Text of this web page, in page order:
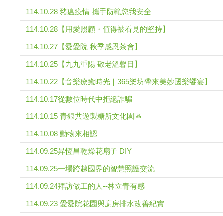
114.10.28 豬瘟疫情 攜手防範您我安全
114.10.28【用愛照顧・值得被看見的堅持】
114.10.27【愛愛院 秋季感恩茶會】
114.10.25【九九重陽 敬老溫馨日】
114.10.22【音樂療癒時光｜365樂坊帶來美妙國樂饗宴】
114.10.17從數位時代中拒絕詐騙
114.10.15 青銀共遊製糖所文化園區
114.10.08 動物來相認
114.09.25昇恆昌乾燥花扇子 DIY
114.09.25一場跨越國界的智慧照護交流
114.09.24拜訪做工的人--林立青有感
114.09.23 愛愛院花園與廚房排水改善紀實